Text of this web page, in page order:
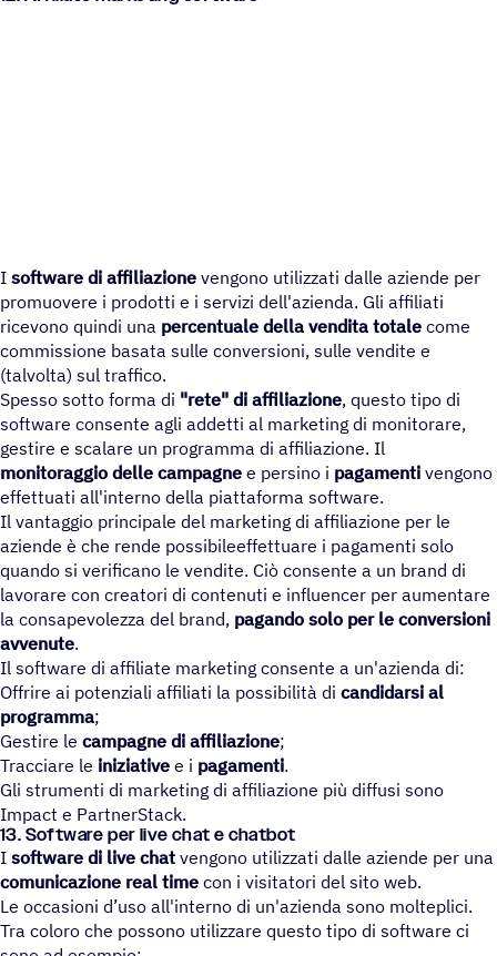
I software di affiliazione vengono utilizzati dalle aziende per
promuovere i prodotti e i servizi dell'azienda. Gli affiliati
ricevono quindi una percentuale della vendita totale come
commissione basata sulle conversioni, sulle vendite e
(talvolta) sul traffico.
Spesso sotto forma di "rete" di affiliazione, questo tipo di
software consente agli addetti al marketing di monitorare,
gestire e scalare un programma di affiliazione. Il
monitoraggio delle campagne e persino i pagamenti vengono
effettuati all'interno della piattaforma software.
Il vantaggio principale del marketing di affiliazione per le
aziende è che rende possibileeffettuare i pagamenti solo
quando si verificano le vendite. Ciò consente a un brand di
lavorare con creatori di contenuti e influencer per aumentare
la consapevolezza del brand, pagando solo per le conversioni
avvenute.
Il software di affiliate marketing consente a un'azienda di:
Offrire ai potenziali affiliati la possibilità di candidarsi al
programma;
Gestire le campagne di affiliazione;
Tracciare le iniziative e i pagamenti.
Gli strumenti di marketing di affiliazione più diffusi sono
Impact e PartnerStack.
13. Soft­ware per live chat e chatbot
I software di live chat vengono utilizzati dalle aziende per una
comunicazione real time con i visitatori del sito web.
Le occasioni d’uso all'interno di un'azienda sono molteplici.
Tra coloro che possono utilizzare questo tipo di software ci